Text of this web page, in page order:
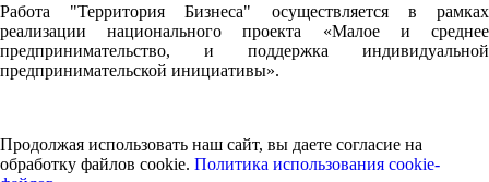
Работа "Территория Бизнеса" осуществляется в рамках
реализации национального проекта «Малое и среднее
предпринимательство, и поддержка индивидуальной
предпринимательской инициативы».
Продолжая использовать наш сайт, вы даете согласие на
обработку файлов cookie. Политика использования cookie-